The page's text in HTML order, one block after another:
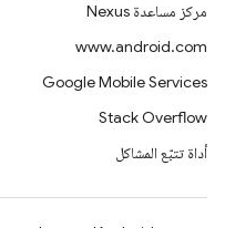
مركز مساعدة Nexus
www.android.com
Google Mobile Services
Stack Overflow
أداة تتبّع المشاكل